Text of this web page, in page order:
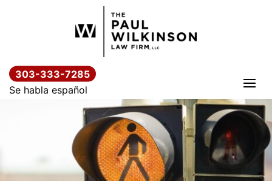
303-333-7285
Se habla español